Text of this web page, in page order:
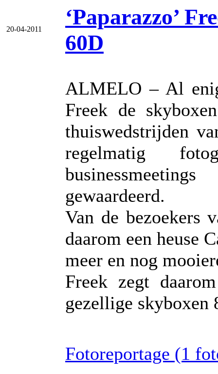
20-04-2011
‘Paparazzo’
60D
ALMELO – Al
Freek de
thuiswedstrijden
regelmatig
gewaardeerd.
Van de bezoekers
daarom een heuse
meer en nog
Freek zegt
gezellige skyboxen
Fotoreportage (1